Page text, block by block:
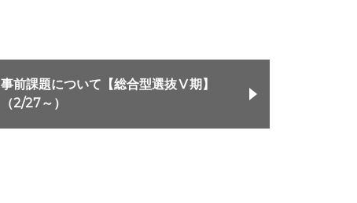
事前課題について【総合型選抜Ⅴ期】
（2/27～）